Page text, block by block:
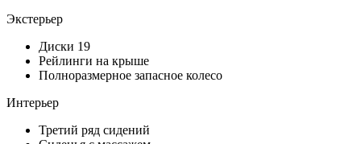
Экстерьер
Диски 19
Рейлинги на крыше
Полноразмерное запасное колесо
Интерьер
Третий ряд сидений